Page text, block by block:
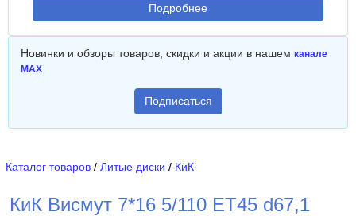
Подробнее
Новинки и обзоры товаров, скидки и акции в нашем канале
MAX
Подписаться
Каталог товаров / Литые диски / КиК
КиК Висмут 7*16 5/110 ET45 d67,1